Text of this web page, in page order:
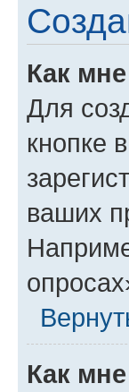
Как
Для
кнопке
ваших
Как